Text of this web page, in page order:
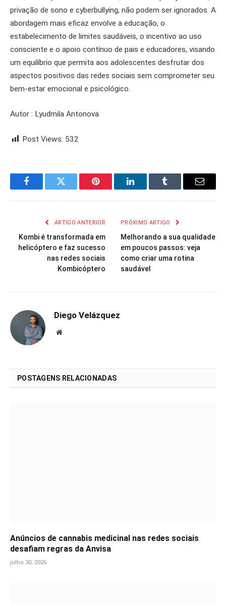
privação de sono e cyberbullying, não podem ser ignorados. A
abordagem mais eficaz envolve a educação, o
estabelecimento de limites saudáveis, o incentivo ao uso
consciente e o apoio contínuo de pais e educadores, visando
um equilíbrio que permita aos adolescentes desfrutar dos
aspectos positivos das redes sociais sem comprometer seu
bem-estar emocional e psicológico.
Autor : Lyudmila Antonova
Post Views: 532
FacebookTwitter Pinterest LinkedInTumblr Email
ARTIGO ANTERIOR
Kombi é transformada em
helicóptero e faz sucesso
nas redes sociais
Kombicóptero
PRÓXIMO ARTIGO
Melhorando a sua qualidade
em poucos passos: veja
como criar uma rotina
saudável
Diego Velázquez
Website
POSTAGENS RELACIONADAS
Anúncios de cannabis medicinal nas redes sociais
desafiam regras da Anvisa
julho 30, 2026